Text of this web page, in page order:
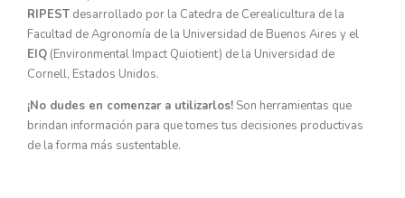
RIPEST desarrollado por la Catedra de Cerealicultura de la
Facultad de Agronomía de la Universidad de Buenos Aires y el
EIQ (Environmental Impact Quiotient) de la Universidad de
Cornell, Estados Unidos.
¡No dudes en comenzar a utilizarlos! Son herramientas que
brindan información para que tomes tus decisiones productivas
de la forma más sustentable.